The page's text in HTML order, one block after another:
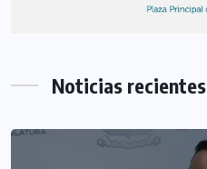
Noticias recientes